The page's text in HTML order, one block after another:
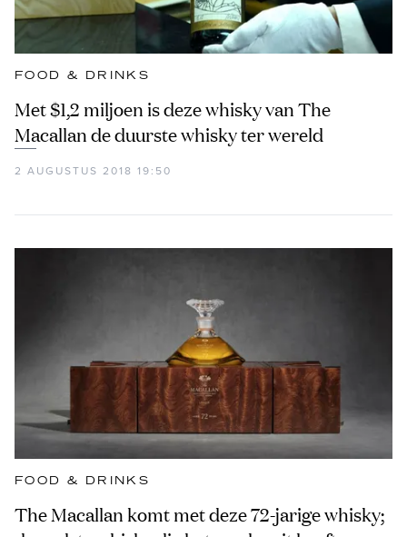
FOOD & DRINKS
Met $1,2 miljoen is deze whisky van The
Macallan de duurste whisky ter wereld
2 AUGUSTUS 2018 19:50
FOOD & DRINKS
The Macallan komt met deze 72-jarige whisky;